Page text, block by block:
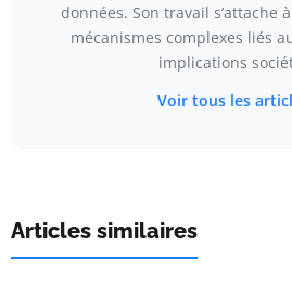
données. Son travail s’attache
mécanismes complexes liés
implications
Voir tous les
Articles similaires